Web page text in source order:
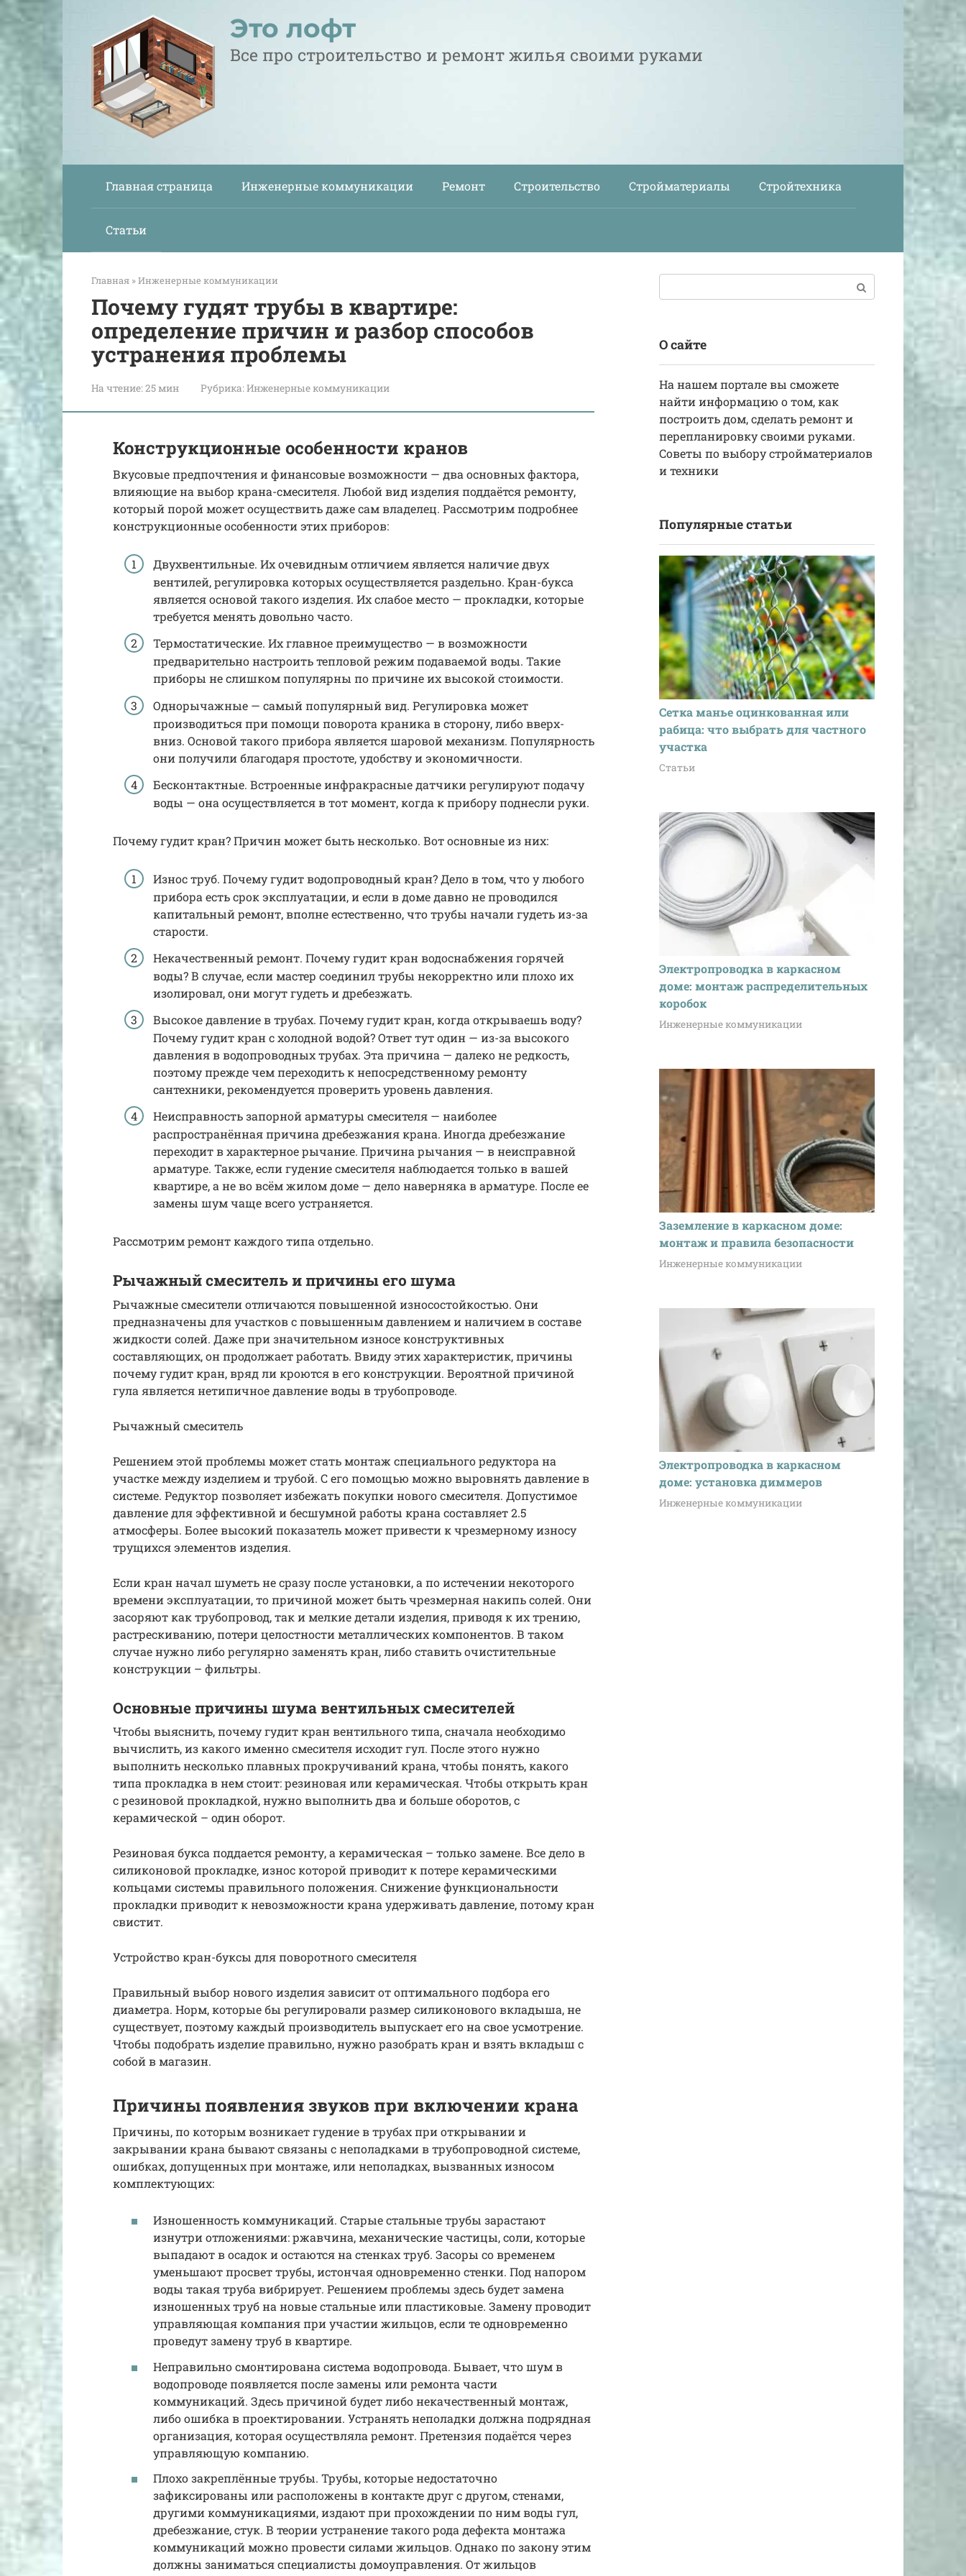
к
контенту
Это лофт
Все про строительство и ремонт жилья своими руками
Главная страница Инженерные коммуникации Ремонт Строительство Стройматериалы Стройтехника
Статьи
Главная »Инженерные коммуникации
Почему гудят трубы в квартире:
определение причин и разбор способов
устранения проблемы
На чтение:25 мин Рубрика:Инженерные коммуникации
Конструкционные особенности кранов
Вкусовые предпочтения и финансовые возможности — два основных фактора,
влияющие на выбор крана-смесителя. Любой вид изделия поддаётся ремонту,
который порой может осуществить даже сам владелец. Рассмотрим подробнее
конструкционные особенности этих приборов:
Двухвентильные. Их очевидным отличием является наличие двух
вентилей, регулировка которых осуществляется раздельно. Кран-букса
является основой такого изделия. Их слабое место — прокладки, которые
требуется менять довольно часто.
Термостатические. Их главное преимущество — в возможности
предварительно настроить тепловой режим подаваемой воды. Такие
приборы не слишком популярны по причине их высокой стоимости.
Однорычажные — самый популярный вид. Регулировка может
производиться при помощи поворота краника в сторону, либо вверх-
вниз. Основой такого прибора является шаровой механизм. Популярность
они получили благодаря простоте, удобству и экономичности.
Бесконтактные. Встроенные инфракрасные датчики регулируют подачу
воды — она осуществляется в тот момент, когда к прибору поднесли руки.
Почему гудит кран? Причин может быть несколько. Вот основные из них:
Износ труб. Почему гудит водопроводный кран? Дело в том, что у любого
прибора есть срок эксплуатации, и если в доме давно не проводился
капитальный ремонт, вполне естественно, что трубы начали гудеть из-за
старости.
Некачественный ремонт. Почему гудит кран водоснабжения горячей
воды? В случае, если мастер соединил трубы некорректно или плохо их
изолировал, они могут гудеть и дребезжать.
Высокое давление в трубах. Почему гудит кран, когда открываешь воду?
Почему гудит кран с холодной водой? Ответ тут один — из-за высокого
давления в водопроводных трубах. Эта причина — далеко не редкость,
поэтому прежде чем переходить к непосредственному ремонту
сантехники, рекомендуется проверить уровень давления.
Неисправность запорной арматуры смесителя — наиболее
распространённая причина дребезжания крана. Иногда дребезжание
переходит в характерное рычание. Причина рычания — в неисправной
арматуре. Также, если гудение смесителя наблюдается только в вашей
квартире, а не во всём жилом доме — дело наверняка в арматуре. После ее
замены шум чаще всего устраняется.
Рассмотрим ремонт каждого типа отдельно.
Рычажный смеситель и причины его шума
Рычажные смесители отличаются повышенной износостойкостью. Они
предназначены для участков с повышенным давлением и наличием в составе
жидкости солей. Даже при значительном износе конструктивных
составляющих, он продолжает работать. Ввиду этих характеристик, причины
почему гудит кран, вряд ли кроются в его конструкции. Вероятной причиной
гула является нетипичное давление воды в трубопроводе.
Рычажный смеситель
Решением этой проблемы может стать монтаж специального редуктора на
участке между изделием и трубой. С его помощью можно выровнять давление в
системе. Редуктор позволяет избежать покупки нового смесителя. Допустимое
давление для эффективной и бесшумной работы крана составляет 2.5
атмосферы. Более высокий показатель может привести к чрезмерному износу
трущихся элементов изделия.
Если кран начал шуметь не сразу после установки, а по истечении некоторого
времени эксплуатации, то причиной может быть чрезмерная накипь солей. Они
засоряют как трубопровод, так и мелкие детали изделия, приводя к их трению,
растрескиванию, потери целостности металлических компонентов. В таком
случае нужно либо регулярно заменять кран, либо ставить очистительные
конструкции – фильтры.
Основные причины шума вентильных смесителей
Чтобы выяснить, почему гудит кран вентильного типа, сначала необходимо
вычислить, из какого именно смесителя исходит гул. После этого нужно
выполнить несколько плавных прокручиваний крана, чтобы понять, какого
типа прокладка в нем стоит: резиновая или керамическая. Чтобы открыть кран
с резиновой прокладкой, нужно выполнить два и больше оборотов, с
керамической – один оборот.
Резиновая букса поддается ремонту, а керамическая – только замене. Все дело в
силиконовой прокладке, износ которой приводит к потере керамическими
кольцами системы правильного положения. Снижение функциональности
прокладки приводит к невозможности крана удерживать давление, потому кран
свистит.
Устройство кран-буксы для поворотного смесителя
Правильный выбор нового изделия зависит от оптимального подбора его
диаметра. Норм, которые бы регулировали размер силиконового вкладыша, не
существует, поэтому каждый производитель выпускает его на свое усмотрение.
Чтобы подобрать изделие правильно, нужно разобрать кран и взять вкладыш с
собой в магазин.
Причины появления звуков при включении крана
Причины, по которым возникает гудение в трубах при открывании и
закрывании крана бывают связаны с неполадками в трубопроводной системе,
ошибках, допущенных при монтаже, или неполадках, вызванных износом
комплектующих:
Изношенность коммуникаций. Старые стальные трубы зарастают
изнутри отложениями: ржавчина, механические частицы, соли, которые
выпадают в осадок и остаются на стенках труб. Засоры со временем
уменьшают просвет трубы, истончая одновременно стенки. Под напором
воды такая труба вибрирует. Решением проблемы здесь будет замена
изношенных труб на новые стальные или пластиковые. Замену проводит
управляющая компания при участии жильцов, если те одновременно
проведут замену труб в квартире.
Неправильно смонтирована система водопровода. Бывает, что шум в
водопроводе появляется после замены или ремонта части
коммуникаций. Здесь причиной будет либо некачественный монтаж,
либо ошибка в проектировании. Устранять неполадки должна подрядная
организация, которая осуществляла ремонт. Претензия подаётся через
управляющую компанию.
Плохо закреплённые трубы. Трубы, которые недостаточно
зафиксированы или расположены в контакте друг с другом, стенами,
другими коммуникациями, издают при прохождении по ним воды гул,
дребезжание, стук. В теории устранение такого рода дефекта монтажа
коммуникаций можно провести силами жильцов. Однако по закону этим
должны заниматься специалисты домоуправления. От жильцов
О сайте
На нашем портале вы сможете
найти информацию о том, как
построить дом, сделать ремонт и
перепланировку своими руками.
Советы по выбору стройматериалов
и техники
Популярные статьи
Сетка манье оцинкованная или
рабица: что выбрать для частного
участка
Статьи
Электропроводка в каркасном
доме: монтаж распределительных
коробок
Инженерные коммуникации
Заземление в каркасном доме:
монтаж и правила безопасности
Инженерные коммуникации
Электропроводка в каркасном
доме: установка диммеров
Инженерные коммуникации